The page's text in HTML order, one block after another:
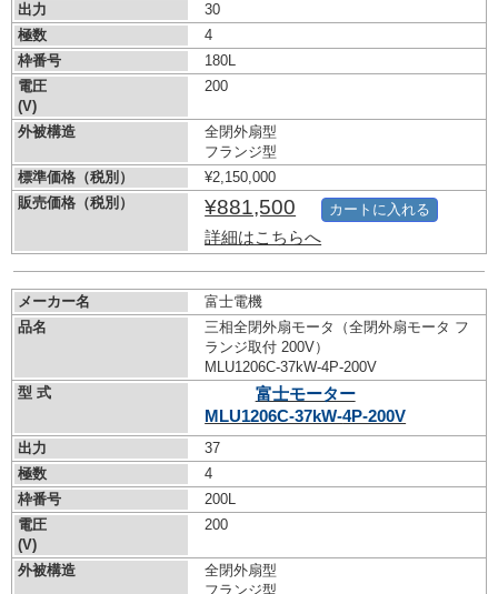
出力
30
極数
4
枠番号
180L
電圧
(V)
200
外被構造
全閉外扇型
フランジ型
標準価格（税別）
¥2,150,000
販売価格（税別）
¥881,500
詳細はこちらへ
カートに入れる
メーカー名
富士電機
品名
三相全閉外扇モータ（全閉外扇モータ フ
ランジ取付 200V）
MLU1206C-37kW-4P-200V
型 式
富士モーター
MLU1206C-37kW-4P-200V
出力
37
極数
4
枠番号
200L
電圧
(V)
200
外被構造
全閉外扇型
フランジ型